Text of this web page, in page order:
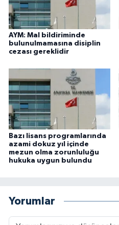
AYM: Mal bildiriminde
bulunulmamasına disiplin
cezası gereklidir
Bazı lisans programlarında
azami dokuz yıl içinde
mezun olma zorunluluğu
hukuka uygun bulundu
Yorumlar